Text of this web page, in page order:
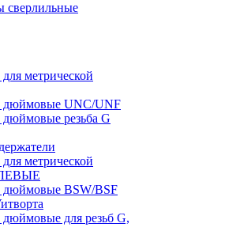
сверлильные
метрической
UNC/UNF
резьба G
метрической
ЛЕВЫЕ
BSW/BSF
для резьб G,